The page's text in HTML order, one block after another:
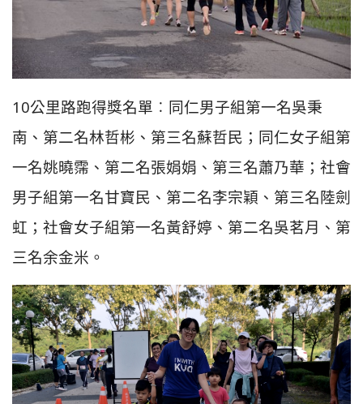
10公里路跑得獎名單︰同仁男子組第一名吳秉
南、第二名林哲彬、第三名蘇哲民；同仁女子組第
一名姚曉霈、第二名張娟娟、第三名蕭乃華；社會
男子組第一名甘寶民、第二名李宗穎、第三名陸劍
虹；社會女子組第一名黃舒婷、第二名吳茗月、第
三名余金米。